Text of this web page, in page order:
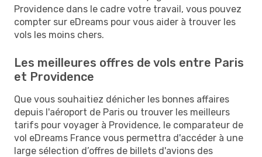
Providence dans le cadre votre travail, vous pouvez
compter sur eDreams pour vous aider à trouver les
vols les moins chers.
Les meilleures offres de vols entre Paris
et Providence
Que vous souhaitiez dénicher les bonnes affaires
depuis l'aéroport de Paris ou trouver les meilleurs
tarifs pour voyager à Providence, le comparateur de
vol eDreams France vous permettra d'accéder à une
large sélection d’offres de billets d'avions des